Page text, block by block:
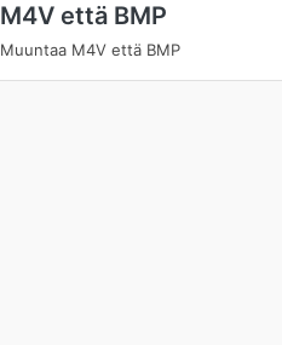
M4V että BMP
Muuntaa M4V että BMP